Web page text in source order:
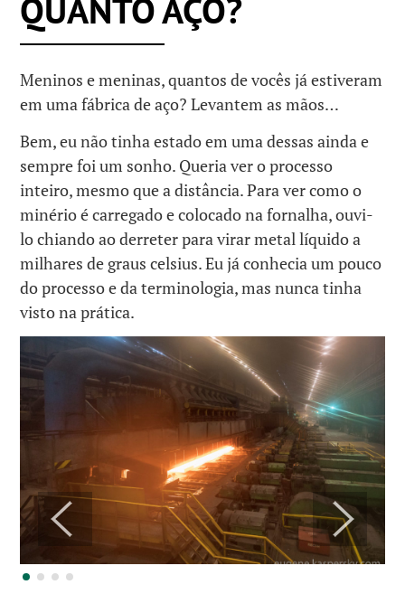
QUANTO AÇO?
Meninos e meninas, quantos de vocês já estiveram
em uma fábrica de aço? Levantem as mãos…
Bem, eu não tinha estado em uma dessas ainda e
sempre foi um sonho. Queria ver o processo
inteiro, mesmo que a distância. Para ver como o
minério é carregado e colocado na fornalha, ouvi-
lo chiando ao derreter para virar metal líquido a
milhares de graus celsius. Eu já conhecia um pouco
do processo e da terminologia, mas nunca tinha
visto na prática.